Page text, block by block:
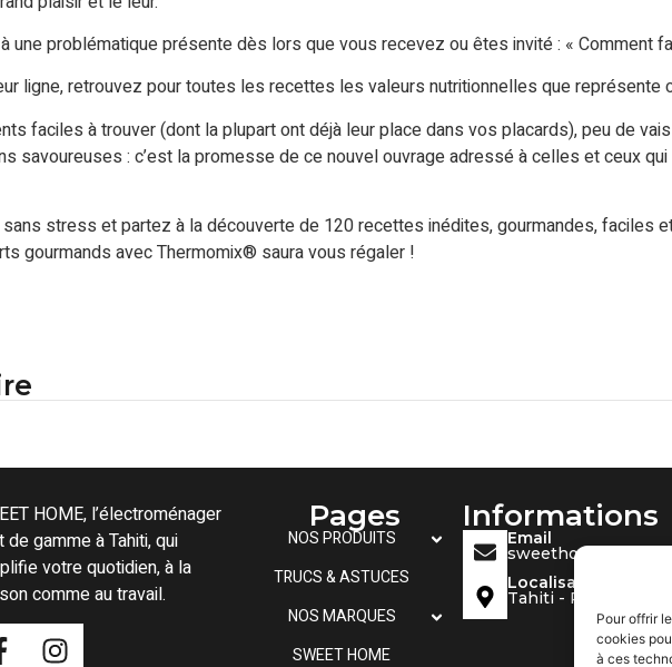
Pour offrir
cookies
à ces
une problématique présente dès lors que vous recevez ou êtes invité : « Comment
ligne, retrouvez pour toutes les recettes les valeurs nutritionnelles que représente
faciles à trouver (dont la plupart ont déjà leur place dans vos placards), peu de
savoureuses : c’est la promesse de ce nouvel ouvrage adressé à celles et ceux
stress et partez à la découverte de 120 recettes inédites, gourmandes, faciles
gourmands avec Thermomix® saura vous régaler !
HOME, l’électroménager
de gamme à Tahiti, qui
votre quotidien, à la
comme au travail.
Pages
NOS PRODUITS
TRUCS & ASTUCES
NOS MARQUES
SWEET HOME
Informations
Email
Localisation
Tahiti - Papeete